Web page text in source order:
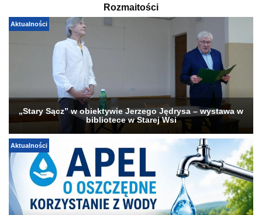
Rozmaitości
Aktualności
„Stary Sącz” w obiektywie Jerzego Jędrysa – wystawa w
bibliotece w Starej Wsi
Aktualności